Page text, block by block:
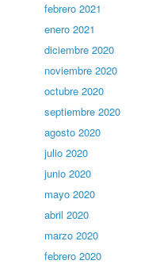
febrero 2021
enero 2021
diciembre 2020
noviembre 2020
octubre 2020
septiembre 2020
agosto 2020
julio 2020
junio 2020
mayo 2020
abril 2020
marzo 2020
febrero 2020